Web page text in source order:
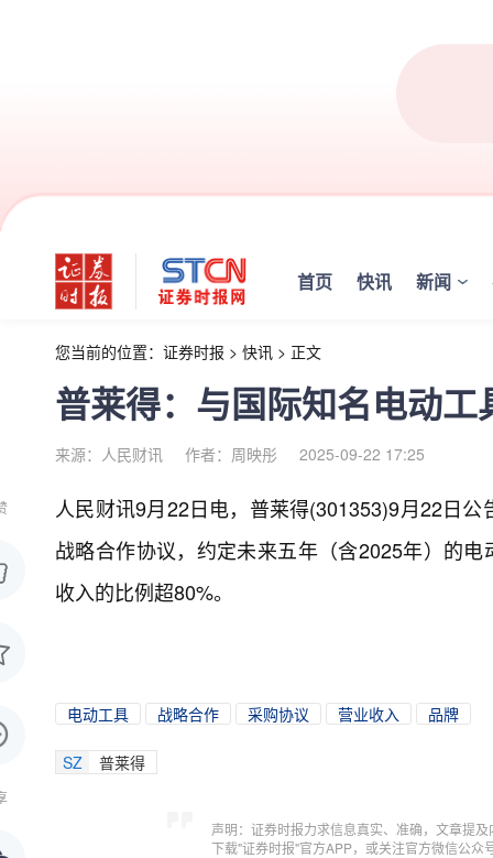
首页 快讯 新闻
您当前的位置： 证券时报 > 快讯 > 正文
普莱得：与国际知名电动
来源：人民财讯 作者：周映彤 2025-09-22 17:25
人民财讯9月22日电， 普莱得(301353)9月22日
战略合作协议，约定未来五年（含2025年）的
收入的比例超80%。
电动工具 战略合作 采购协议 营业收入 品牌
SZ 普莱得
声明：证券时报力求信息真实、准确，文章提
下载"证券时报"官方APP，或关注官方微信公